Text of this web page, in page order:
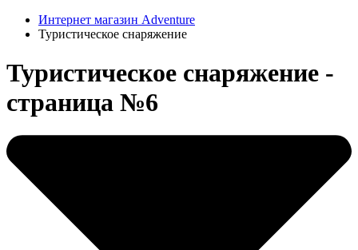
Интернет магазин Adventure
Туристическое снаряжение
Туристическое снаряжение -
страница №6